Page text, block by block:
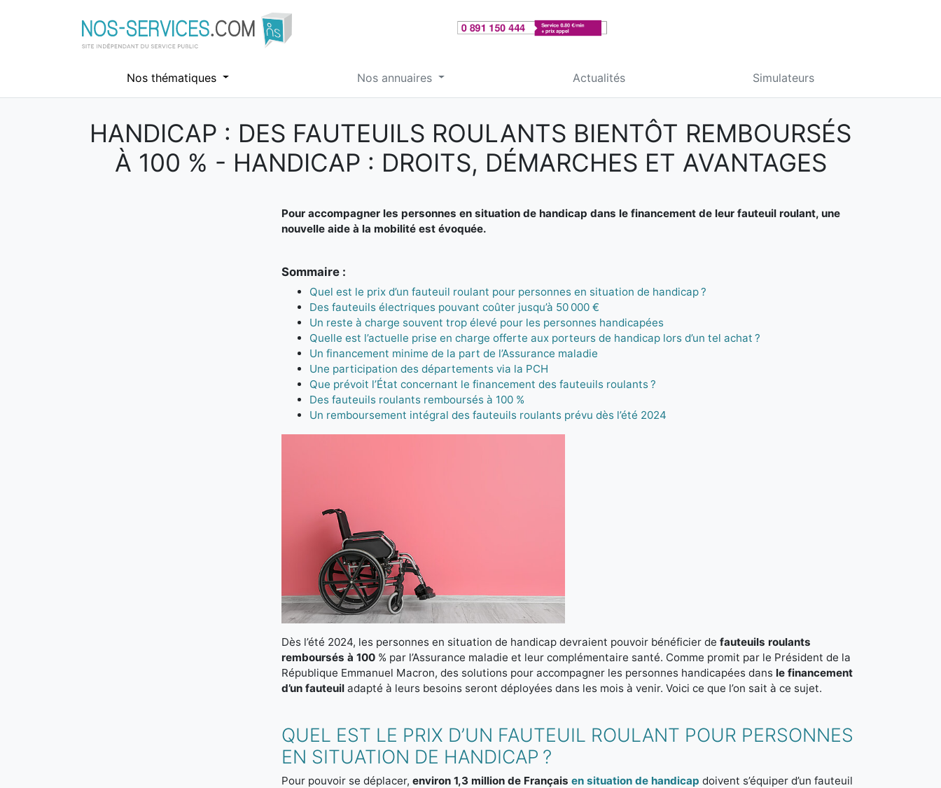
Aller au contenu principal
Nos thématiques Nos annuaires Actualités Simulateurs
HANDICAP : DES FAUTEUILS ROULANTS BIENTÔT REMBOURSÉS
À 100 % - HANDICAP : DROITS, DÉMARCHES ET AVANTAGES
Pour accompagner les personnes en situation de handicap dans le financement de leur fauteuil roulant, une
nouvelle aide à la mobilité est évoquée.
Sommaire :
Quel est le prix d’un fauteuil roulant pour personnes en situation de handicap ?
Des fauteuils électriques pouvant coûter jusqu’à 50 000 €
Un reste à charge souvent trop élevé pour les personnes handicapées
Quelle est l’actuelle prise en charge offerte aux porteurs de handicap lors d’un tel achat ?
Un financement minime de la part de l’Assurance maladie
Une participation des départements via la PCH
Que prévoit l’État concernant le financement des fauteuils roulants ?
Des fauteuils roulants remboursés à 100 %
Un remboursement intégral des fauteuils roulants prévu dès l’été 2024
Dès l’été 2024, les personnes en situation de handicap devraient pouvoir bénéficier de fauteuils roulants
remboursés à 100 % par l’Assurance maladie et leur complémentaire santé. Comme promit par le Président de la
République Emmanuel Macron, des solutions pour accompagner les personnes handicapées dans le financement
d’un fauteuil adapté à leurs besoins seront déployées dans les mois à venir. Voici ce que l’on sait à ce sujet.
QUEL EST LE PRIX D’UN FAUTEUIL ROULANT POUR PERSONNES
EN SITUATION DE HANDICAP ?
Pour pouvoir se déplacer, environ 1,3 million de Français en situation de handicap doivent s’équiper d’un fauteuil